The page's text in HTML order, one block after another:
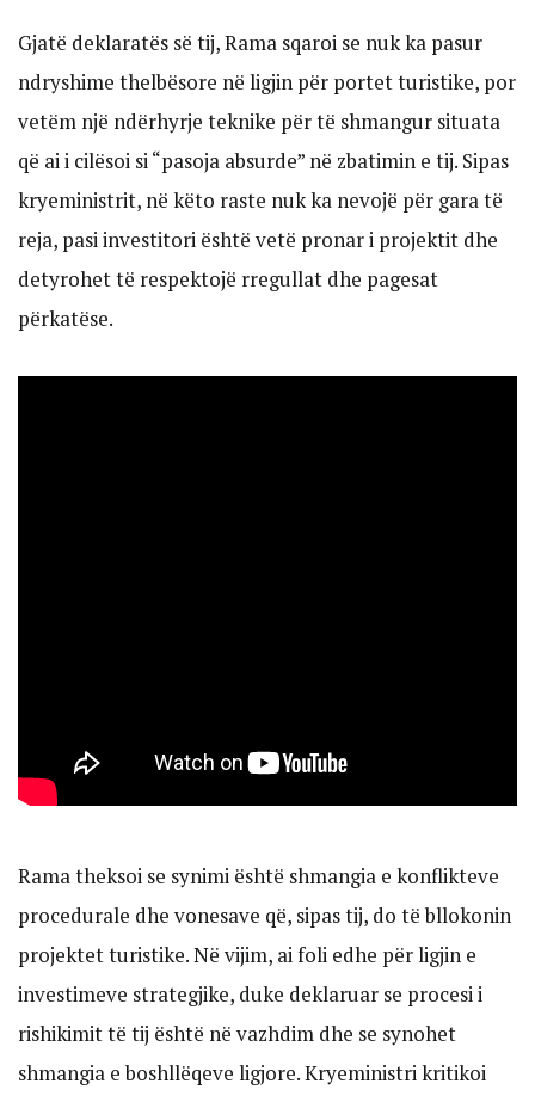
Gjatë deklaratës së tij, Rama sqaroi se nuk ka pasur
ndryshime thelbësore në ligjin për portet turistike, por
vetëm një ndërhyrje teknike për të shmangur situata
që ai i cilësoi si “pasoja absurde” në zbatimin e tij. Sipas
kryeministrit, në këto raste nuk ka nevojë për gara të
reja, pasi investitori është vetë pronar i projektit dhe
detyrohet të respektojë rregullat dhe pagesat
përkatëse.
Rama theksoi se synimi është shmangia e konflikteve
procedurale dhe vonesave që, sipas tij, do të bllokonin
projektet turistike. Në vijim, ai foli edhe për ligjin e
investimeve strategjike, duke deklaruar se procesi i
rishikimit të tij është në vazhdim dhe se synohet
shmangia e boshllëqeve ligjore. Kryeministri kritikoi